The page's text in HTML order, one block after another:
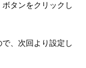
タンをクリックし
、次回より設定し